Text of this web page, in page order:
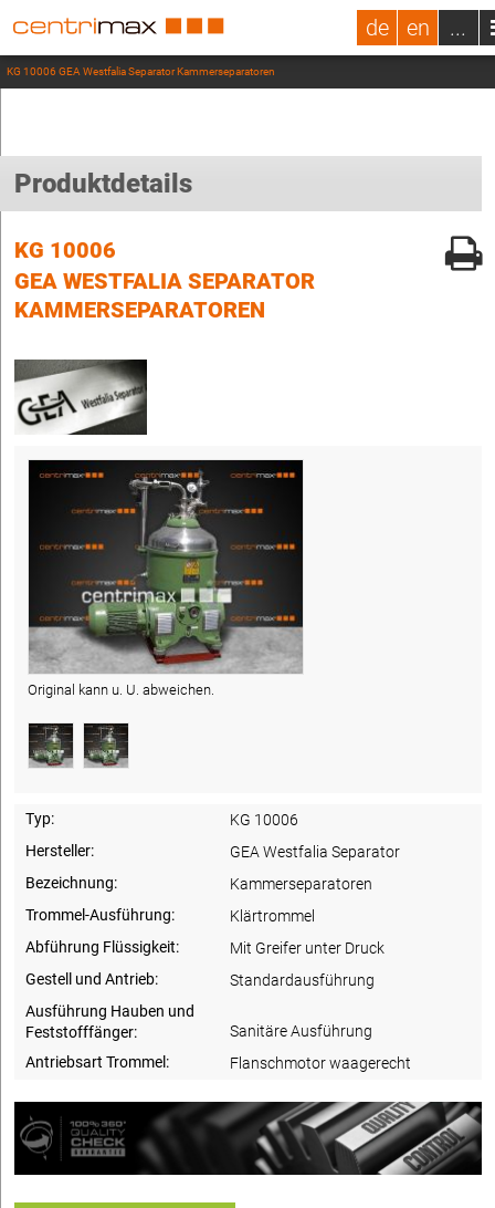
de en ...
KG 10006 GEA Westfalia Separator Kammerseparatoren
Produktdetails
KG 10006
GEA WESTFALIA SEPARATOR
KAMMERSEPARATOREN
Original kann u. U. abweichen.
Typ:
KG 10006
Hersteller:
GEA Westfalia Separator
Bezeichnung:
Kammerseparatoren
Trommel-Ausführung:
Klärtrommel
Abführung Flüssigkeit:
Mit Greifer unter Druck
Gestell und Antrieb:
Standardausführung
Ausführung Hauben und
Feststofffänger:
Sanitäre Ausführung
Antriebsart Trommel:
Flanschmotor waagerecht